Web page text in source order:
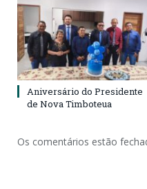
Aniversário do Presidente
de Nova Timboteua
Os comentários estão